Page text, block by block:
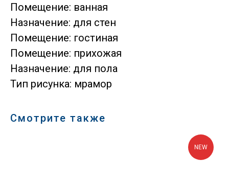
Помещение: ванная
Назначение: для стен
Помещение: гостиная
Помещение: прихожая
Назначение: для пола
Тип рисунка: мрамор
Смотрите также
NEW